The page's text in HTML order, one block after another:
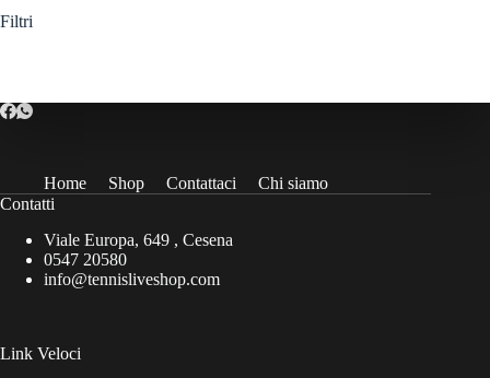
Filtri
Home Shop Contattaci
Chi siamo
Contatti
Viale Europa, 649 , Cesena
0547 20580
info@tennisliveshop.com
Link Veloci